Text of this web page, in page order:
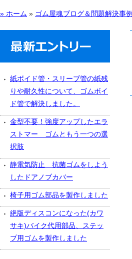
» ホーム » ゴム屋魂ブログ＆問題解決事例
紙ボイド管・スリーブ管の紙残
りや耐久性について、ゴムボイ
ド管で解決しました。
金型不要！強度アップしたエラ
ストマー ゴムともう一つの選
択肢
静電気防止 抗菌ゴムをしよう
したドアノブカバー
椅子用ゴム部品を製作しました
絶版ディスコンになった(カワ
サキ)バイク代用部品、ステッ
プ用ゴムを製作しました